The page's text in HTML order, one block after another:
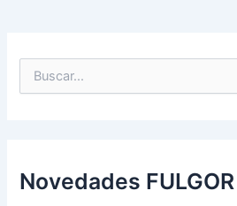
p
oNovedades FULGOR